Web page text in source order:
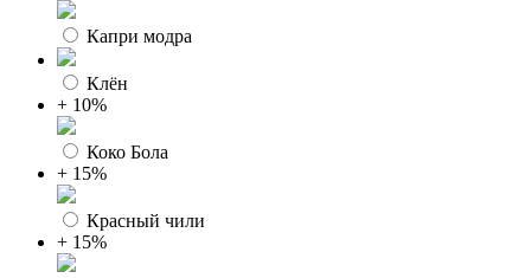
Капри модра
Клён
+ 10%
Коко Бола
+ 15%
Красный чили
+ 15%